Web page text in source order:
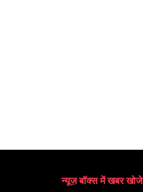
न्यूज़ बॉक्स में खबर खोजे